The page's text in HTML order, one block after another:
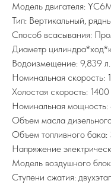
Модель двигателя:
Тип: Вертикальный,
Способ всасывания:
Диаметр
Водоизмещение: 9,839 л.
Номинальная скорость:
Холостая скорость: 1400
Номинальная мощность:
Объем масла
Объем топливного бака:
Напряжение
Модель воздушного
Ступени сжатия: